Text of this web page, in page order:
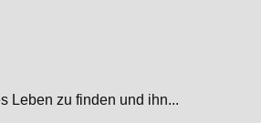
Leben zu finden und ihn...